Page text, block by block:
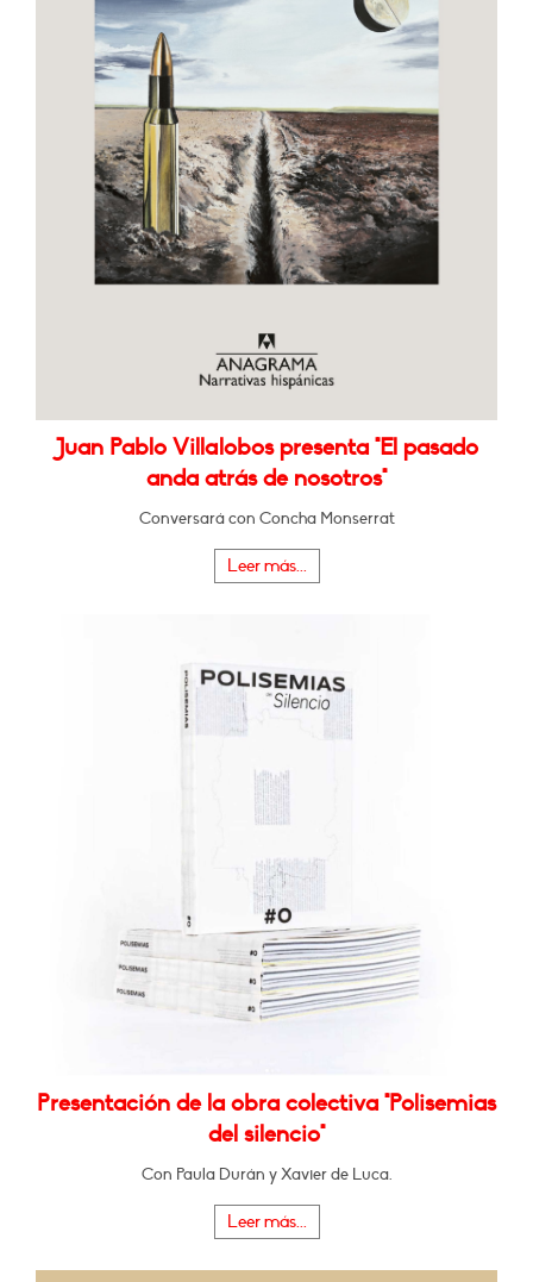
Juan Pablo Villalobos presenta "El pasado
anda atrás de nosotros"
Conversará con Concha Monserrat
Leer más...
Presentación de la obra colectiva "Polisemias
del silencio"
Con Paula Durán y Xavier de Luca.
Leer más...